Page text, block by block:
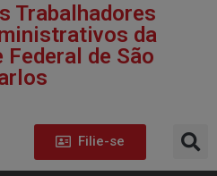
Trabalhadores
da
Federal de São
Filie-se